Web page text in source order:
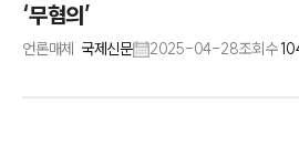
‘무혐의’
언론매체 국제신문 2025-04-28조회수